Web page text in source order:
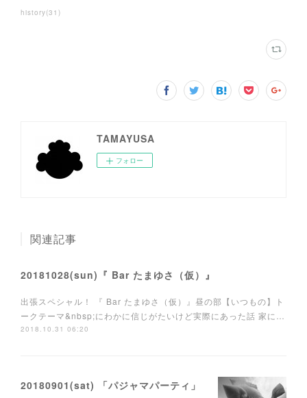
history(31 )
TAMAYUSA
フォロー
関連記事
20181028(sun)『 Bar たまゆさ（仮）』
出張スペシャル！ 『 Bar たまゆさ（仮）』昼の部【いつもの】ト
ークテーマ&nbsp;にわかに信じがたいけど実際にあった話 家に…
2018.10.31 06:20
20180901(sat) 「パジャマパーティ」